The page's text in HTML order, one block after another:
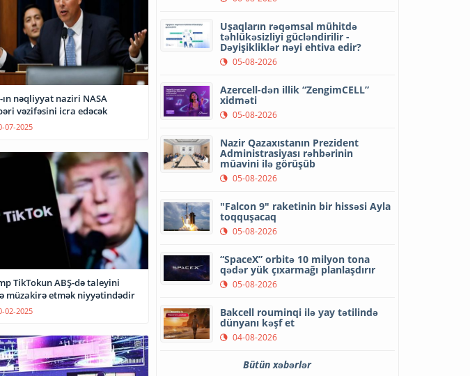
ın nəqliyyat naziri NASA
vəzifəsini icra edəcək
07-2025
TikTokun ABŞ-də taleyini
müzakirə etmək niyyətindədir
02-2025
Uşaqların rəqəmsal mühitdə
təhlükəsizliyi gücləndirilir -
Dəyişikliklər nəyi ehtiva edir?
05-08-2026
Azercell-dən illik “ZengimCELL”
xidməti
05-08-2026
Nazir Qazaxıstanın Prezident
Administrasiyası rəhbərinin
müavini ilə görüşüb
05-08-2026
"Falcon 9" raketinin bir hissəsi Ayla
toqquşacaq
05-08-2026
“SpaceX” orbitə 10 milyon tona
qədər yük çıxarmağı planlaşdırır
05-08-2026
Bakcell rouminqi ilə yay tətilində
dünyanı kəşf et
04-08-2026
Bütün xəbərlər